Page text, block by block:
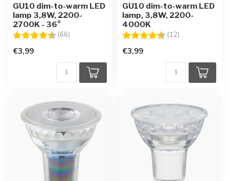
GU10 dim-to-warm LED
lamp 3,8W, 2200-
2700K - 36°
Beoordeling: (66)
€3,99
GU10 dim-to-warm LED
lamp, 3,8W, 2200-
4000K
Beoordeling: (12)
€3,99